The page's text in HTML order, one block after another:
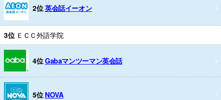
2位英会話イーオン
3位 ＥＣＣ外語学院
4位Gabaマンツーマン英会話
5位 NOVA